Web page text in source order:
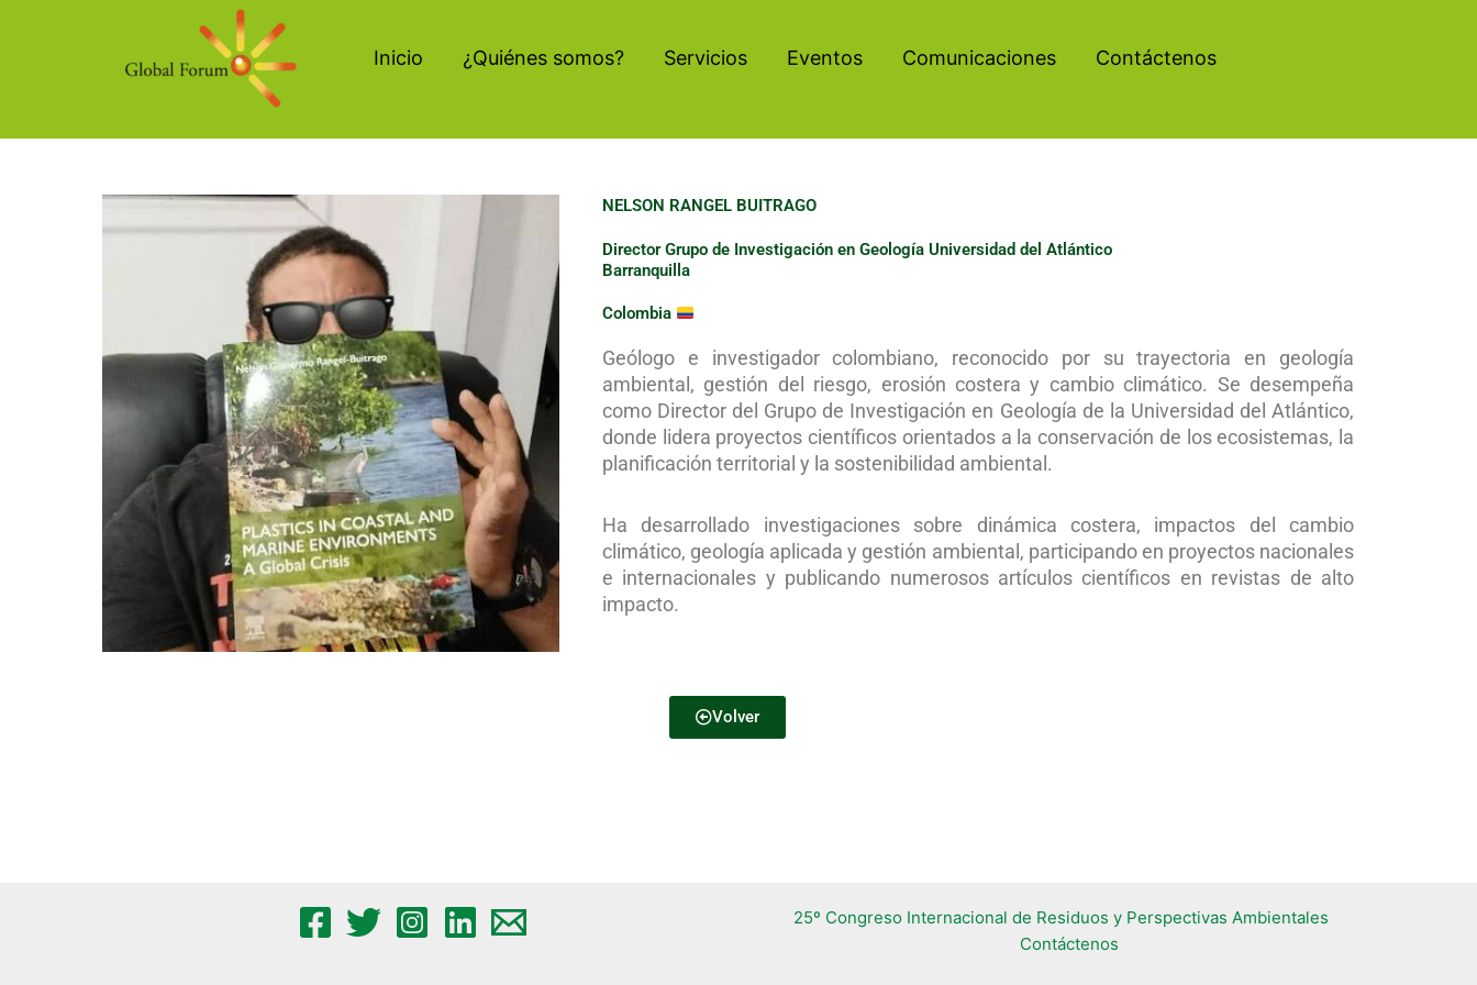
Inicio ¿Quiénes somos? Servicios Eventos Comunicaciones Contáctenos
NELSON RANGEL BUITRAGO
Director Grupo de Investigación en Geología Universidad del Atlántico
Barranquilla
Colombia
Geólogo e investigador colombiano, reconocido por su trayectoria en geología
ambiental, gestión del riesgo, erosión costera y cambio climático. Se desempeña
como Director del Grupo de Investigación en Geología de la Universidad del Atlántico,
donde lidera proyectos científicos orientados a la conservación de los ecosistemas, la
planificación territorial y la sostenibilidad ambiental.
Ha desarrollado investigaciones sobre dinámica costera, impactos del cambio
climático, geología aplicada y gestión ambiental, participando en proyectos nacionales
e internacionales y publicando numerosos artículos científicos en revistas de alto
impacto.
Volver
25º Congreso Internacional de Residuos y Perspectivas Ambientales​
Contáctenos